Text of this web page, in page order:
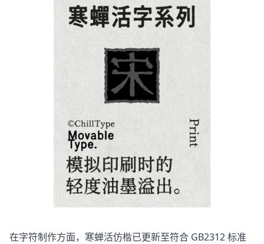
在字符制作方面，寒蝉活仿楷已更新至符合 GB2312 标准